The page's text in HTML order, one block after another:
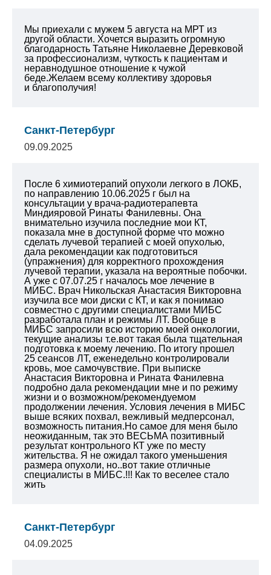
Мы приехали с мужем 5 августа на МРТ из
другой области. Хочется выразить огромную
благодарность Татьяне Николаевне Деревковой
за профессионализм, чуткость к пациентам и
неравнодушное отношение к чужой
беде.Желаем всему коллективу здоровья
и благополучия!
Санкт-Петербург
09.09.2025
После 6 химиотерапий опухоли легкого в ЛОКБ,
по направлению 10.06.2025 г был на
консультации у врача-радиотерапевта
Миндияровой Ринаты Фанилевны. Она
внимательно изучила последние мои КТ,
показала мне в доступной форме что можно
сделать лучевой терапией с моей опухолью,
дала рекомендации как подготовиться
(упражнения) для корректного прохождения
лучевой терапии, указала на вероятные побочки.
А уже с 07.07.25 г началось мое лечение в
МИБС. Врач Никольская Анастасия Викторовна
изучила все мои диски с КТ, и как я понимаю
совместно с другими специалистами МИБС
разработала план и режимы ЛТ. Вообще в
МИБС запросили всю историю моей онкологии,
текущие анализы т.е.вот такая была тщательная
подготовка к моему лечению. По итогу прошел
25 сеансов ЛТ, еженедельно контролировали
кровь, мое самочувствие. При выписке
Анастасия Викторовна и Рината Фанилевна
подробно дала рекомендации мне и по режиму
жизни и о возможном/рекомендуемом
продолжении лечения. Условия лечения в МИБС
выше всяких похвал, вежливый медперсонал,
возможность питания.Но самое для меня было
неожиданным, так это ВЕСЬМА позитивный
результат контрольного КТ уже по месту
жительства. Я не ожидал такого уменьшения
размера опухоли, но..вот такие отличные
специалисты в МИБС.!!! Как то веселее стало
жить
Санкт-Петербург
04.09.2025